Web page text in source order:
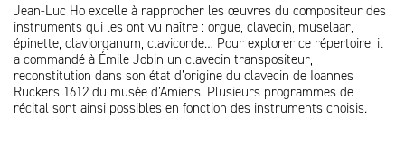
Jean-Luc Ho excelle à rapprocher les œuvres du compositeur des
instruments qui les ont vu naître : orgue, clavecin, muselaar,
épinette, claviorganum, clavicorde… Pour explorer ce répertoire, il
a commandé à Émile Jobin un clavecin transpositeur,
reconstitution dans son état d’origine du clavecin de Ioannes
Ruckers 1612 du musée d’Amiens. Plusieurs programmes de
récital sont ainsi possibles en fonction des instruments choisis.